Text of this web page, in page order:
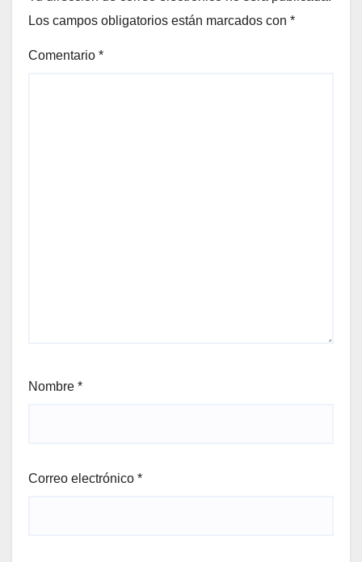
Los campos obligatorios están marcados con *
Comentario *
Nombre *
Correo electrónico *